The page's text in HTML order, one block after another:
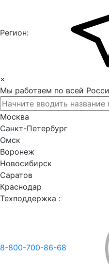
Регион:
×
Мы работаем по всей
Москва
Санкт-Петербург
Омск
Воронеж
Новосибирск
Саратов
Краснодар
Техподдержка :
8-800-700-86-68